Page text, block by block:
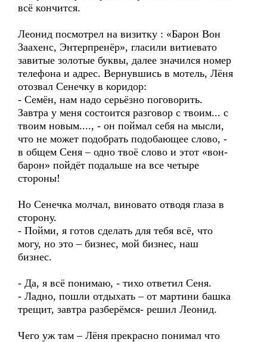
всё кончится.
Леонид посмотрел на визитку : «Барон Вон
Заахенс, Энтерпренёр», гласили витиевато
завитые золотые буквы, далее значился номер
телефона и адрес. Вернувшись в мотель, Лёня
отозвал Сенечку в коридор:
- Семён, нам надо серьёзно поговорить.
Завтра у меня состоится разговор с твоим... с
твоим новым...., - он поймал себя на мысли,
что не может подобрать подобающее слово, -
в общем Сеня – одно твоё слово и этот «вон-
барон» пойдёт подальше на все четыре
стороны!
Но Сенечка молчал, виновато отводя глаза в
сторону.
- Пойми, я готов сделать для тебя всё, что
могу, но это – бизнес, мой бизнес, наш
бизнес.
- Да, я всё понимаю, - тихо ответил Сеня.
- Ладно, пошли отдыхать – от мартини башка
трещит, завтра разберёмся- решил Леонид.
Чего уж там – Лёня прекрасно понимал что